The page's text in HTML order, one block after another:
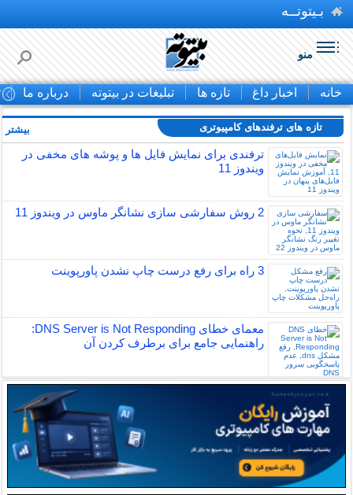
بـیتوتــه
منو
خانه اخبار داغ تازه ها تبلیغات در بیتوته درباره ما
تازه های ترفندهای کامپیوتری
ترفندی برای نمایش فایل ها و پوشه های مخفی در
ویندوز 11
2 روش سفارشی سازی نشانگر ماوس در ویندوز 11
3 راه برای رفع درست چاپ نشدن پاورپوینت
معمای خطای DNS Server is Not Responding:
راهنمایی جامع برای برطرف کردن آن
بیشتر